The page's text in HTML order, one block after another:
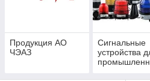
Продукция АО
ЧЭАЗ
Cигнальные
устройства